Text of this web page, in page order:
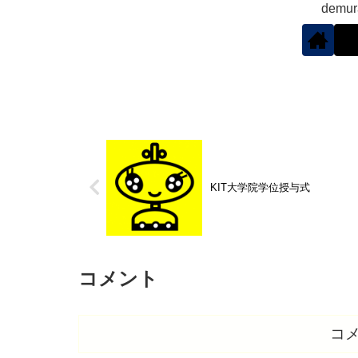
KIT大学院学位授与式
コメント
コ